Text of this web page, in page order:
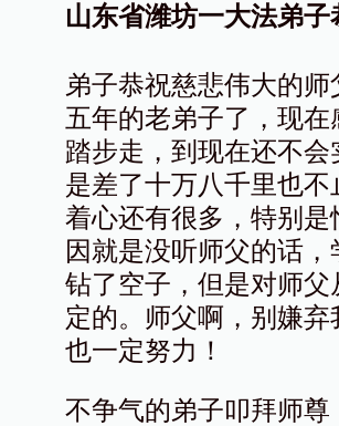
山东省潍坊一大法弟
弟子恭祝慈悲伟大的
五年的老弟子了，现
踏步走，到现在还不
是差了十万八千里也
着心还有很多，特别
因就是没听师父的话
钻了空子，但是对师
定的。师父啊，别嫌
也一定努力！
不争气的弟子叩拜师